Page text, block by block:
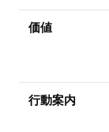
価値
行動案内